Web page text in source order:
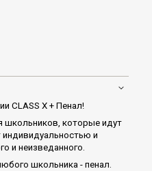
CLASS X + Пенал!
школьников, которые идут
и
и неизведанного.
школьника - пенал.